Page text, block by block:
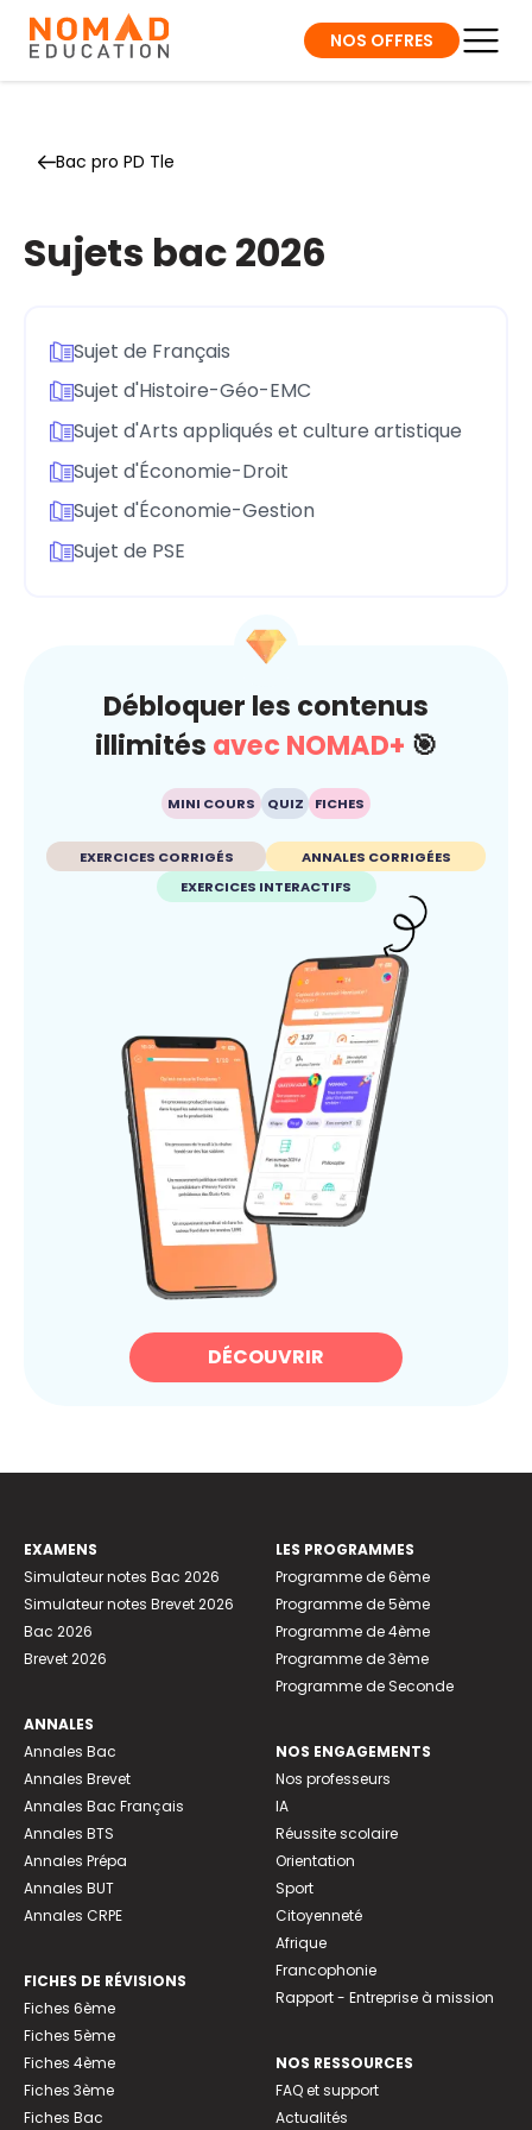
NOS OFFRES
Bac pro PD Tle
Sujets bac 2026
Sujet de Français
Sujet d'Histoire-Géo-EMC
Sujet d'Arts appliqués et culture artistique
Sujet d'Économie-Droit
Sujet d'Économie-Gestion
Sujet de PSE
Débloquer les contenus
illimités avec NOMAD+ 🎯
MINI COURS QUIZ FICHES
EXERCICES CORRIGÉS
ANNALES CORRIGÉES
EXERCICES INTERACTIFS
DÉCOUVRIR
EXAMENS
Simulateur notes Bac 2026
Simulateur notes Brevet 2026
Bac 2026
Brevet 2026
ANNALES
Annales Bac
Annales Brevet
Annales Bac Français
Annales BTS
Annales Prépa
Annales BUT
Annales CRPE
FICHES DE RÉVISIONS
Fiches 6ème
Fiches 5ème
Fiches 4ème
Fiches 3ème
Fiches Bac
LES PROGRAMMES
Programme de 6ème
Programme de 5ème
Programme de 4ème
Programme de 3ème
Programme de Seconde
NOS ENGAGEMENTS
Nos professeurs
IA
Réussite scolaire
Orientation
Sport
Citoyenneté
Afrique
Francophonie
Rapport - Entreprise à mission
NOS RESSOURCES
FAQ et support
Actualités